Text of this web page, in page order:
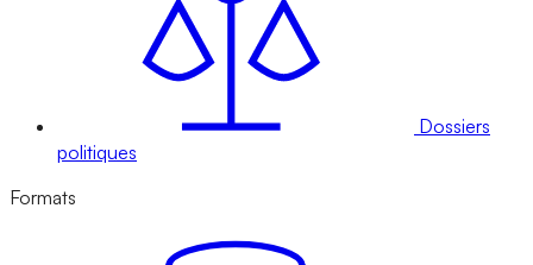
Dossiers
politiques
Formats